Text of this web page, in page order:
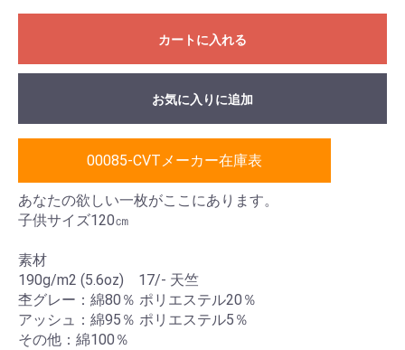
カートに入れる
お気に入りに追加
00085-CVTメーカー在庫表
あなたの欲しい一枚がここにあります。
子供サイズ120㎝
素材
190g/m2 (5.6oz) 17/- 天竺
杢グレー：綿80％ ポリエステル20％
アッシュ：綿95％ ポリエステル5％
その他：綿100％